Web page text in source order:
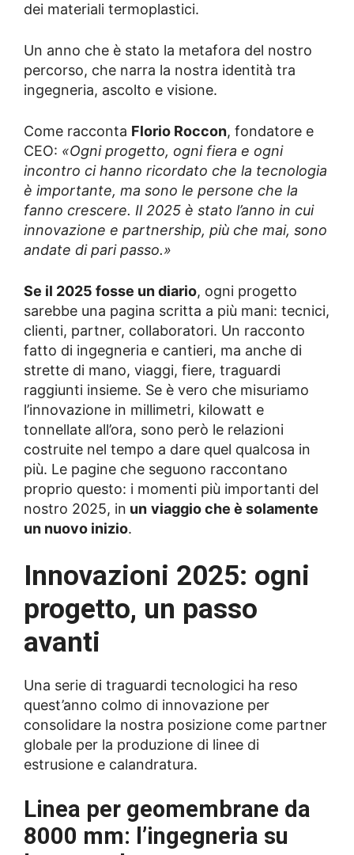
dei materiali termoplastici.
Un anno che è stato la metafora del nostro
percorso, che narra la nostra identità tra
ingegneria, ascolto e visione.
Come racconta Florio Roccon, fondatore e
CEO: «Ogni progetto, ogni fiera e ogni
incontro ci hanno ricordato che la tecnologia
è importante, ma sono le persone che la
fanno crescere. Il 2025 è stato l’anno in cui
innovazione e partnership, più che mai, sono
andate di pari passo.»
Se il 2025 fosse un diario, ogni progetto
sarebbe una pagina scritta a più mani: tecnici,
clienti, partner, collaboratori. Un racconto
fatto di ingegneria e cantieri, ma anche di
strette di mano, viaggi, fiere, traguardi
raggiunti insieme. Se è vero che misuriamo
l’innovazione in millimetri, kilowatt e
tonnellate all’ora, sono però le relazioni
costruite nel tempo a dare quel qualcosa in
più. Le pagine che seguono raccontano
proprio questo: i momenti più importanti del
nostro 2025, in un viaggio che è solamente
un nuovo inizio.
Innovazioni 2025: ogni
progetto, un passo
avanti
Una serie di traguardi tecnologici ha reso
quest’anno colmo di innovazione per
consolidare la nostra posizione come partner
globale per la produzione di linee di
estrusione e calandratura.
Linea per geomembrane da
8000 mm: l’ingegneria su